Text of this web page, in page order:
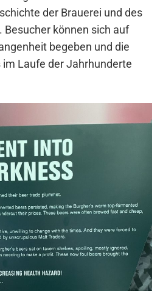
der Brauerei und des
Besucher können sich auf
begeben und die
im Laufe der Jahrhunderte